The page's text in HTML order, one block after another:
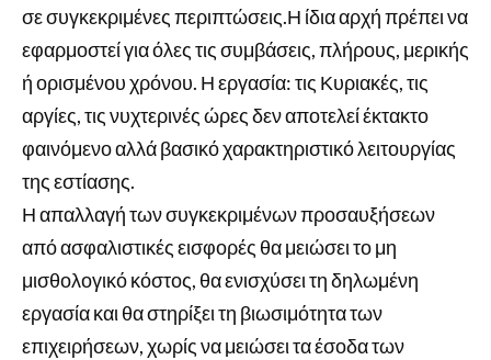
σε συγκεκριμένες περιπτώσεις.Η ίδια αρχή πρέπει να
εφαρμοστεί για όλες τις συμβάσεις, πλήρους, μερικής
ή ορισμένου χρόνου. Η εργασία: τις Κυριακές, τις
αργίες, τις νυχτερινές ώρες δεν αποτελεί έκτακτο
φαινόμενο αλλά βασικό χαρακτηριστικό λειτουργίας
της εστίασης.
Η απαλλαγή των συγκεκριμένων προσαυξήσεων
από ασφαλιστικές εισφορές θα μειώσει το μη
μισθολογικό κόστος, θα ενισχύσει τη δηλωμένη
εργασία και θα στηρίξει τη βιωσιμότητα των
επιχειρήσεων, χωρίς να μειώσει τα έσοδα των